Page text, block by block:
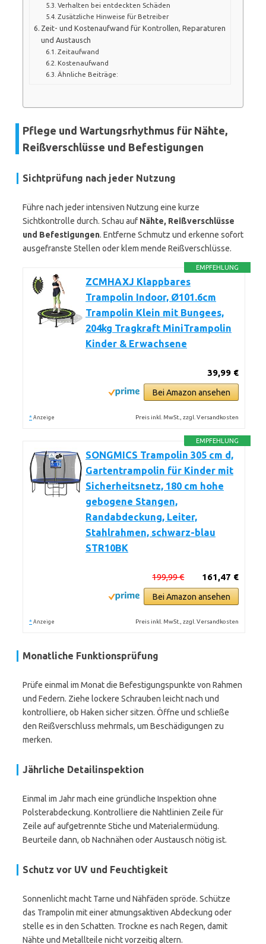
Verhalten bei entdeckten Schäden
Zusätzliche Hinweise für Betreiber
Zeit- und Kostenaufwand für Kontrollen, Reparaturen
und Austausch
Zeitaufwand
Kostenaufwand
Ähnliche Beiträge:
Pflege und Wartungsrhythmus für Nähte,
Reißverschlüsse und Befestigungen
Sichtprüfung nach jeder Nutzung
Führe nach jeder intensiven Nutzung eine kurze
Sichtkontrolle durch. Schau auf Nähte, Reißverschlüsse
und Befestigungen. Entferne Schmutz und erkenne sofort
ausgefranste Stellen oder klem mende Reißverschlüsse.
EMPFEHLUNG
ZCMHAXJ Klappbares
Trampolin Indoor, Ø101.6cm
Trampolin Klein mit Bungees,
204kg Tragkraft MiniTrampolin
Kinder & Erwachsene
39,99 €
Bei Amazon ansehen
* Anzeige Preis inkl. MwSt., zzgl. Versandkosten
EMPFEHLUNG
SONGMICS Trampolin 305 cm d,
Gartentrampolin für Kinder mit
Sicherheitsnetz, 180 cm hohe
gebogene Stangen,
Randabdeckung, Leiter,
Stahlrahmen, schwarz-blau
STR10BK
161,47 €
199,99 €
Bei Amazon ansehen
* Anzeige Preis inkl. MwSt., zzgl. Versandkosten
Monatliche Funktionsprüfung
Prüfe einmal im Monat die Befestigungspunkte von Rahmen
und Federn. Ziehe lockere Schrauben leicht nach und
kontrolliere, ob Haken sicher sitzen. Öffne und schließe
den Reißverschluss mehrmals, um Beschädigungen zu
merken.
Jährliche Detailinspektion
Einmal im Jahr mach eine gründliche Inspektion ohne
Polsterabdeckung. Kontrolliere die Nahtlinien Zeile für
Zeile auf aufgetrennte Stiche und Materialermüdung.
Beurteile dann, ob Nachnähen oder Austausch nötig ist.
Schutz vor UV und Feuchtigkeit
Sonnenlicht macht Tarne und Nähfäden spröde. Schütze
das Trampolin mit einer atmungsaktiven Abdeckung oder
stelle es in den Schatten. Trockne es nach Regen, damit
Nähte und Metallteile nicht vorzeitig altern.